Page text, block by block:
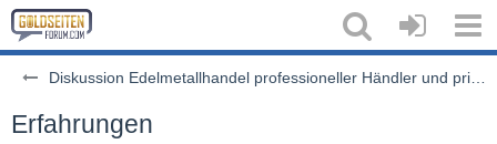
Erfahrungen